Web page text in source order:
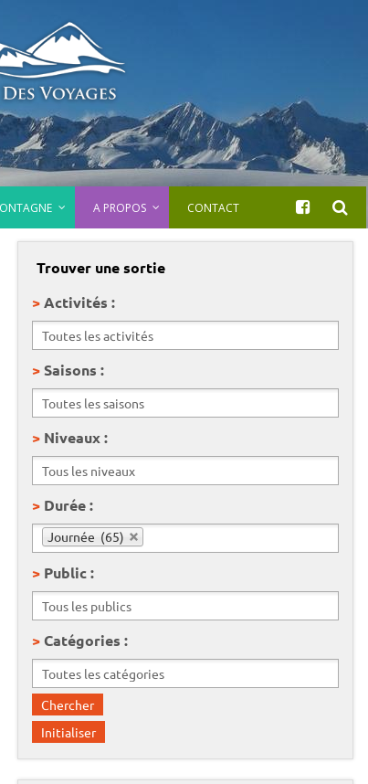
A PROPOS CONTACT
Trouver une sortie
Activités :
Saisons :
Niveaux :
Durée :
Journée (65)
Public :
Catégories :